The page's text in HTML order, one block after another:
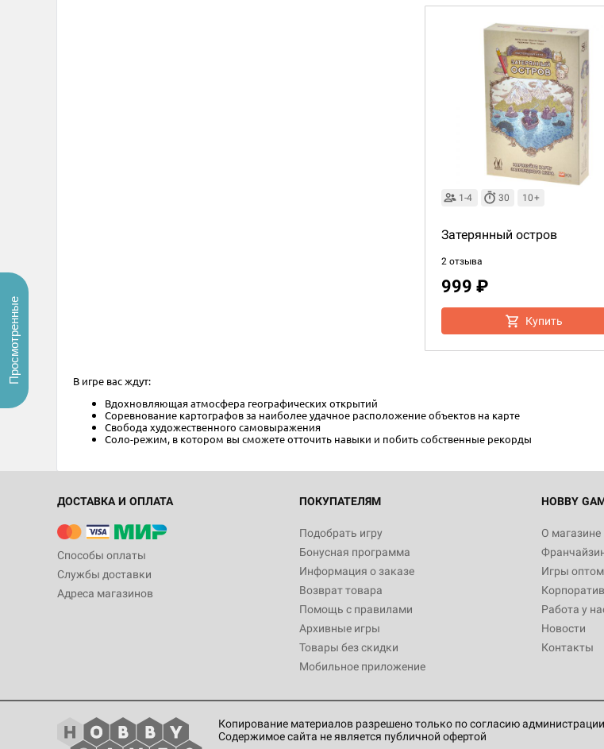
1-4 30 10+
Затерянный остров
2 отзыва
999 ₽
Купить
В игре вас ждут:
Вдохновляющая атмосфера географических открытий
Соревнование картографов за наиболее удачное расположение объектов на карте
Свобода художественного самовыражения
Соло-режим, в котором вы сможете отточить навыки и побить собственные рекорды
ДОСТАВКА И ОПЛАТА
Способы оплаты
Службы доставки
Адреса магазинов
ПОКУПАТЕЛЯМ
Подобрать игру
Бонусная программа
Информация о заказе
Возврат товара
Помощь с правилами
Архивные игры
Товары без скидки
Мобильное приложение
HOBBY
О магазине
Игры оптом
Работа у
Новости
Контакты
Копирование материалов разрешено только по согласию администрации
Содержимое сайта не является публичной офертой
Просмотренные